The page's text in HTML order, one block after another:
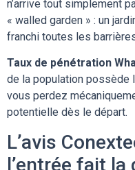
n’arrive tout simplement
« walled garden » : un
franchi toutes les
Taux de pénétration
de la population possède
vous perdez
potentielle dès le départ.
L’avis
l’entrée fait la